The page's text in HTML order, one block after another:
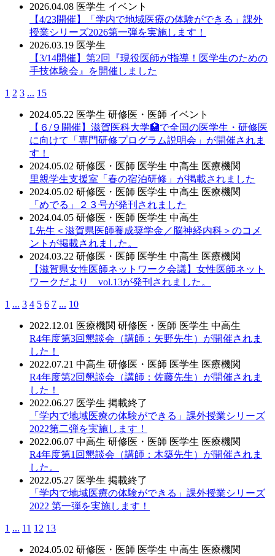
2026.04.08 医学生 イベント
【4/23開催】「学内で地域医療の体験ができる」課外
授業シリーズ2026第一弾を実施します！
2026.03.19 医学生
【3/14開催】第2回『現役医師が指導！医学生のための
手技体験会』を開催しました
1 2 3 ... 15
2024.05.22 医学生 研修医・医師 イベント
【６/９開催】滋賀医科大学🏥で全国の医学生・研修医
に向けて「専門研修プログラム説明会」が開催されま
す！
2024.05.02 研修医・医師 医学生 中高生 医療機関
里親学生支援室「春の宿泊研修」が掲載されました
2024.05.02 研修医・医師 医学生 中高生 医療機関
「めでる」２３号が発刊されました
2024.04.05 研修医・医師 医学生 中高生
L先生＜滋賀県医師養成奨学金／脳神経内科＞のコメ
ントが掲載されました。
2024.03.22 研修医・医師 医学生 中高生 医療機関
【滋賀県女性医師ネットワーク会議】女性医師ネット
ワークだより vol.13が発刊されました。
1 ... 3 4 5 6 7 ... 10
2022.12.01 医療機関 研修医・医師 医学生 中高生
R4年度第3回懇談会（講師：矢野先生）が開催されま
した！
2022.07.21 中高生 研修医・医師 医学生 医療機関
R4年度第2回懇談会（講師：佐藤先生）が開催されま
した！
2022.06.27 医学生 掲載終了
「学内で地域医療の体験ができる」課外授業シリーズ
2022第二弾を実施します！
2022.06.07 中高生 研修医・医師 医学生 医療機関
R4年度第1回懇談会（講師：木築先生）が開催されま
した。
2022.05.27 医学生 掲載終了
「学内で地域医療の体験ができる」課外授業シリーズ
2022 第一弾を実施します！
1 ... 11 12 13
2024.05.02 研修医・医師 医学生 中高生 医療機関